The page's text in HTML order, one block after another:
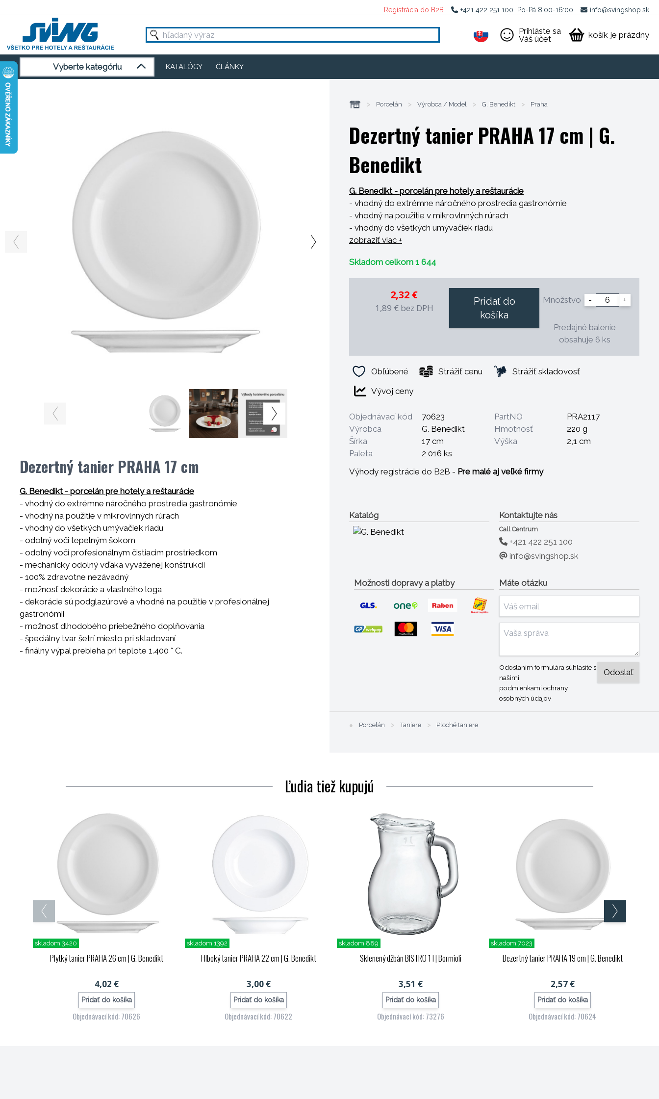
Registrácia do B2B +421 422 251 100 Po-Pá 8:00-16:00 info@svingshop.sk
Prihláste sa
Váš účet
košík je prázdny
Vyberte kategóriu KATALÓGY ČLÁNKY
Dezertný tanier PRAHA 17 cm
G. Benedikt - porcelán pre hotely a reštaurácie
- vhodný do extrémne náročného prostredia gastronómie
- vhodný na použitie v mikrovlnných rúrach
- vhodný do všetkých umývačiek riadu
- odolný voči tepelným šokom
- odolný voči profesionálnym čistiacim prostriedkom
- mechanicky odolný vďaka vyváženej konštrukcii
- 100% zdravotne nezávadný
- možnosť dekorácie a vlastného loga
- dekorácie sú podglazúrové a vhodné na použitie v profesionálnej
gastronómii
- možnosť dlhodobého priebežného doplňovania
- špeciálny tvar šetrí miesto pri skladovaní
- finálny výpal prebieha pri teplote 1.400 ° C.
> Porcelán > Výrobca / Model > G. Benedikt > Praha
Dezertný tanier PRAHA 17 cm | G.
Benedikt
G. Benedikt - porcelán pre hotely a reštaurácie
- vhodný do extrémne náročného prostredia gastronómie
- vhodný na použitie v mikrovlnných rúrach
- vhodný do všetkých umývačiek riadu
- odolný voči tepelným šokom
- mechanicky odolný vďaka vyváženej konštrukcii
- 100% zdravotne nezávadný
- možnosť dekorácie a vlastného loga
- dekorácie sú podglazúrové a vhodné na použitie v profesionálnej
gastronómii
- možnosť dlhodobého priebežného doplňovania
zobraziť viac +
Skladom celkom 1 644
2,32 €
1,89 € bez DPH
Množstvo - +
Predajné balenie
obsahuje 6 ks
Pridať do
košíka
Obľúbené Strážiť cenu
Strážiť skladovosť
Vývoj ceny
Objednávací kód 70623 PartNO
PRA2117
Výrobca
G. Benedikt Hmotnosť
220 g
Šírka
17 cm Výška
2,1 cm
Paleta
2 016 ks
Výhody registrácie do B2B - Pre malé aj veľké firmy
Katalóg Kontaktujte nás
Call Centrum
+421 422 251 100
info@svingshop.sk
Možnosti dopravy a platby Máte otázku
Odoslaním formulára súhlasíte s
našimi
podmienkami ochrany
osobných údajov
● Porcelán > Taniere > Ploché taniere
Ľudia tiež kupujú
skladom 3420
Plytký tanier PRAHA 26 cm| G. Benedikt
4,02 €
Pridať do košíka
Objednávací kód: 70626
skladom 1392
Hlboký tanier PRAHA 22 cm| G. Benedikt
3,00 €
Pridať do košíka
Objednávací kód: 70622
skladom 889
Sklenený džbán BISTRO 1 l| Bormioli
3,51 €
Pridať do košíka
Objednávací kód: 73276
skladom 7023
Dezertný tanier PRAHA 19 cm| G. Benedikt
2,57 €
Pridať do košíka
Objednávací kód: 70624